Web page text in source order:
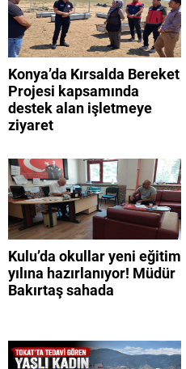
Konya’da Kırsalda Bereket
Projesi kapsamında
destek alan işletmeye
ziyaret
Kulu’da okullar yeni eğitim
yılına hazırlanıyor! Müdür
Bakırtaş sahada